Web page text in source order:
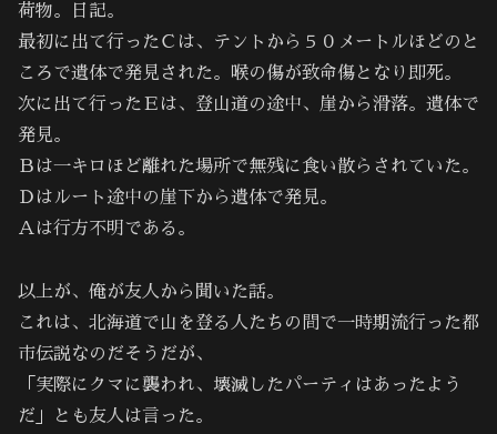
荷物。日記。
最初に出て行ったＣは、テントから５０メートルほどのと
ころで遺体で発見された。喉の傷が致命傷となり即死。
次に出て行ったＥは、登山道の途中、崖から滑落。遺体で
発見。
Ｂは一キロほど離れた場所で無残に食い散らされていた。
Ｄはルート途中の崖下から遺体で発見。
Ａは行方不明である。
以上が、俺が友人から聞いた話。
これは、北海道で山を登る人たちの間で一時期流行った都
市伝説なのだそうだが、
「実際にクマに襲われ、壊滅したパーティはあったよう
だ」とも友人は言った。